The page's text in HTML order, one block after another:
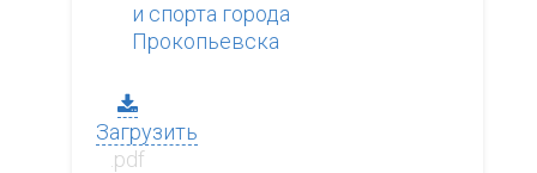
и спорта города
Прокопьевска
Загрузить
.pdf